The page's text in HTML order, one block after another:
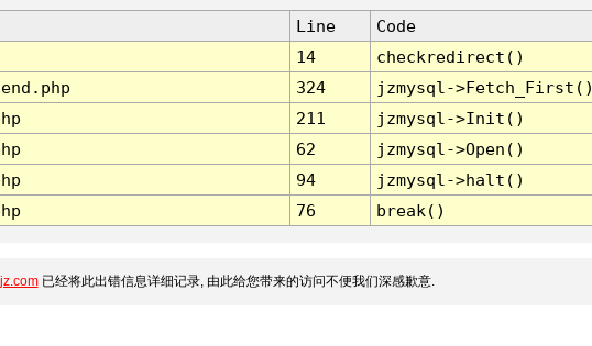
Line
Code
14
checkredirect()
324
jzmysql-
211
jzmysql->Init()
62
jzmysql->Open()
94
jzmysql->halt()
76 break()
已经将此出错信息详细记录, 由此给您带来的访问不便我们深感歉意.